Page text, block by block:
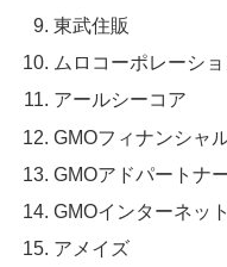
東武住販
ムロコーポレーシ
アールシーコア
GMOフィナンシャ
GMOアドパートナ
GMOインターネット
アメイズ